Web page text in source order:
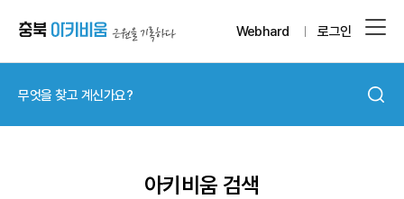
Webhard 로그인
아키비움 검색